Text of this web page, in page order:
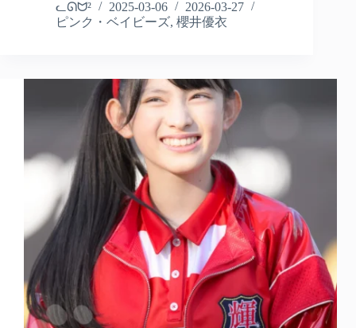
ᓚᘏᗢ²
2025-03-06
2026-03-27
ピンク・ベイビーズ, 櫻井優衣